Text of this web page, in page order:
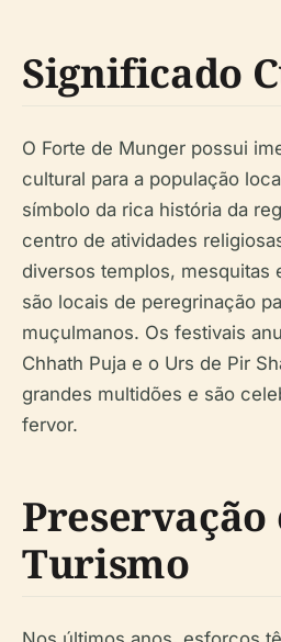
Significado
O Forte de Munger possui
cultural para a população
símbolo da rica história da
centro de atividades
diversos templos, mesquitas
são locais de peregrinação
muçulmanos. Os festivais
Chhath Puja e o Urs de Pir
grandes multidões e são
fervor.
Preservação
Turismo